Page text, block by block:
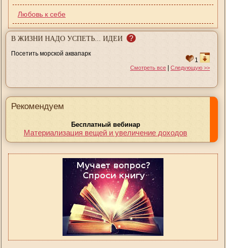
Любовь к себе
В ЖИЗНИ НАДО УСПЕТЬ... ИДЕИ ?
Посетить морской аквапарк
1
Смотреть все | Следующую >>
Рекомендуем
Бесплатный вебинар
Материализация вещей и увеличение доходов